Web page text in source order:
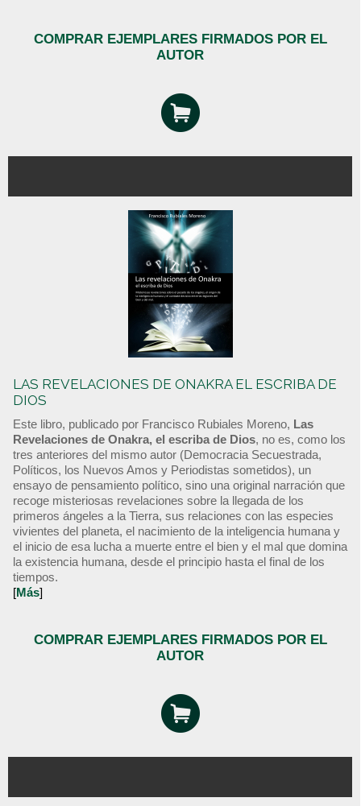
COMPRAR EJEMPLARES FIRMADOS POR EL
AUTOR
LAS REVELACIONES DE ONAKRA EL ESCRIBA DE
DIOS
Este libro, publicado por Francisco Rubiales Moreno, Las
Revelaciones de Onakra, el escriba de Dios, no es, como los
tres anteriores del mismo autor (Democracia Secuestrada,
Políticos, los Nuevos Amos y Periodistas sometidos), un
ensayo de pensamiento político, sino una original narración que
recoge misteriosas revelaciones sobre la llegada de los
primeros ángeles a la Tierra, sus relaciones con las especies
vivientes del planeta, el nacimiento de la inteligencia humana y
el inicio de esa lucha a muerte entre el bien y el mal que domina
la existencia humana, desde el principio hasta el final de los
tiempos.
[Más]
COMPRAR EJEMPLARES FIRMADOS POR EL
AUTOR